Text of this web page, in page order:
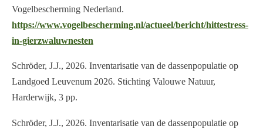
Vogelbescherming Nederland.
https://www.vogelbescherming.nl/actueel/bericht/hittestress-
in-gierzwaluwnesten
Schröder, J.J., 2026. Inventarisatie van de dassenpopulatie op
Landgoed Leuvenum 2026. Stichting Valouwe Natuur,
Harderwijk, 3 pp.
Schröder, J.J., 2026. Inventarisatie van de dassenpopulatie op